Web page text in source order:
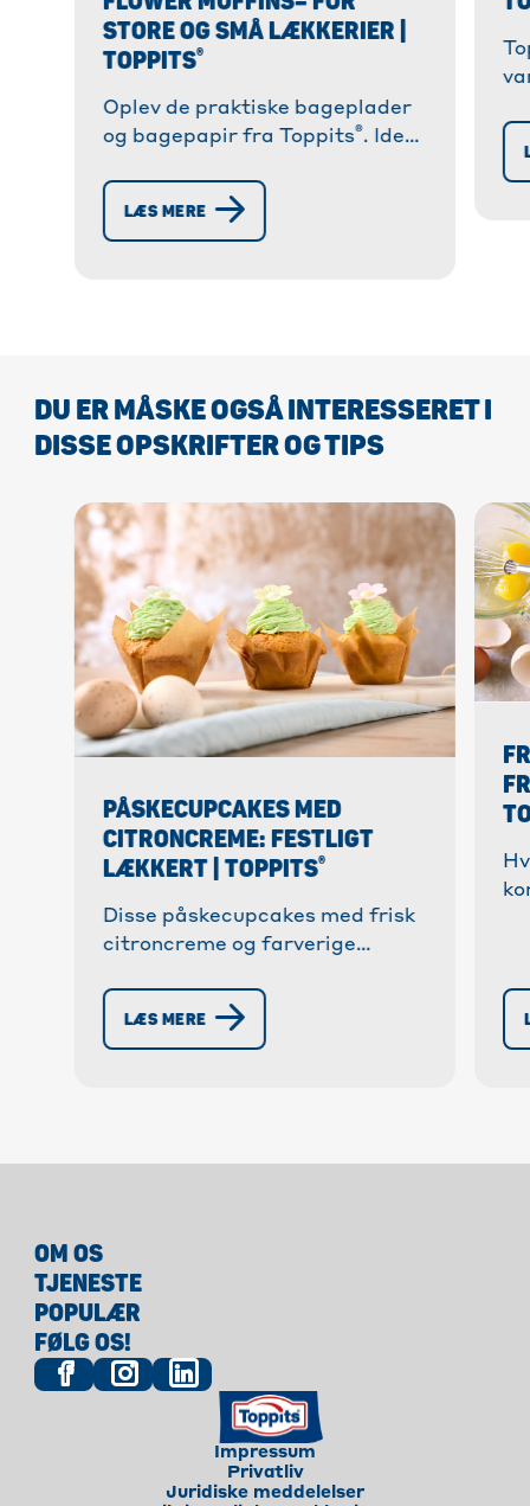
STORE OG SMÅ LÆKKERIER |
TOPPITS®
Oplev de praktiske bageplader
og bagepapir fra Toppits®. Ideel
klæbe og til perfekte resultater!
LÆS MERE
DU ER MÅSKE OGSÅ INTERESSERET I
DISSE OPSKRIFTER OG TIPS
PÅSKECUPCAKES MED
CITRONCREME: FESTLIGT
LÆKKERT | TOPPITS®
Disse påskecupcakes med frisk
citroncreme og farverige
er et øjenfang til påskebrunch.
Opdag opskriften nu!
LÆS MERE
OM OS
TJENESTE
POPULÆR
FØLG OS!
Impressum
Privatliv
Juridiske meddelelser